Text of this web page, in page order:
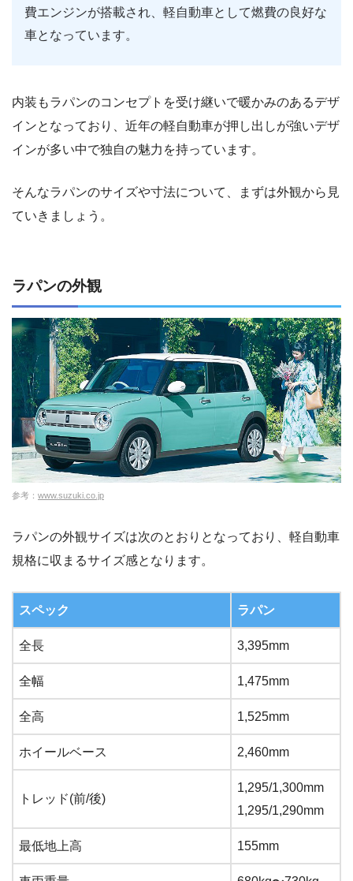
費エンジンが搭載され、軽自動車として燃費の良好な
車となっています。
内装もラパンのコンセプトを受け継いで暖かみのあるデザ
インとなっており、近年の軽自動車が押し出しが強いデザ
インが多い中で独自の魅力を持っています。
そんなラパンのサイズや寸法について、まずは外観から見
ていきましょう。
ラパンの外観
参考： www.suzuki.co.jp
ラパンの外観サイズは次のとおりとなっており、軽自動車
規格に収まるサイズ感となります。
スペック ラパン
全長 3,395mm
全幅 1,475mm
全高 1,525mm
ホイールベース 2,460mm
トレッド(前/後)
1,295/1,300mm
1,295/1,290mm
最低地上高 155mm